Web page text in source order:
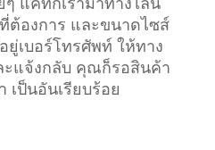
ต้องการ และขนาดไซส์
เบอร์โทรศัพท์ ให้ทาง
ะแจ้งกลับ คุณก็รอสินค้า
เป็นอันเรียบร้อย